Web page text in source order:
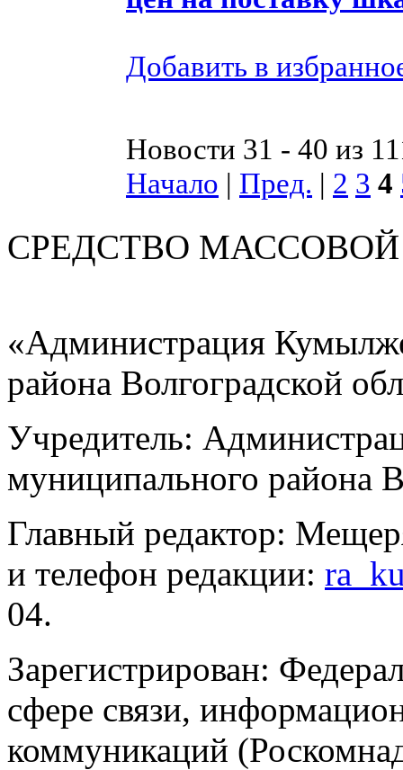
Добавить в
Новости 31 - 40 из
Начало | Пред. | 2 3 4
СРЕДСТВО
«Администрация
района Волгоградской
Учредитель:
муниципального района
Главный редактор:
и телефон редакции:
04.
Зарегистрирован:
сфере связи,
коммуникаций